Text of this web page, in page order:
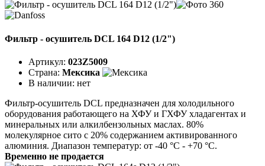
Фильтр - осушитель DCL 164 D12 (1/2")
Артикул: 023Z5009
Страна: Мексика
В наличии: нет
Фильтр-осушитель DCL предназначен для холодильного
оборудования работающего на ХФУ и ГХФУ хладагентах и
минеральных или алкилбензольных маслах. 80%
молекулярное сито с 20% содержанием активированного
алюминия. Диапазон температур: от -40 °C - +70 °C.
Временно не продается